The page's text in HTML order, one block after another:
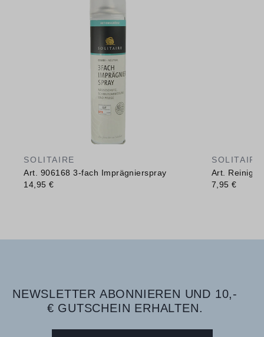
SOLITAIRE
Art. 906168 3-fach Imprägnierspray
14,95 €
SOLITAIRE
Art.
7,95 €
NEWSLETTER ABONNIEREN UND 10,-
€ GUTSCHEIN ERHALTEN.